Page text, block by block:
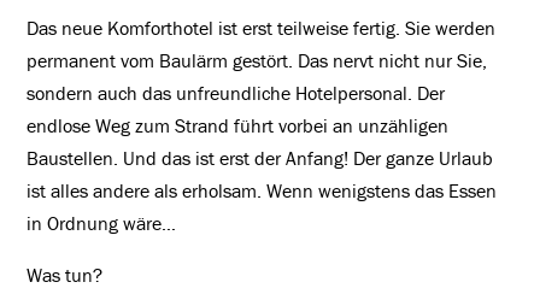
Das neue Komforthotel ist erst teilweise fertig. Sie werden
permanent vom Baulärm gestört. Das nervt nicht nur Sie,
sondern auch das unfreundliche Hotelpersonal. Der
endlose Weg zum Strand führt vorbei an unzähligen
Baustellen. Und das ist erst der Anfang! Der ganze Urlaub
ist alles andere als erholsam. Wenn wenigstens das Essen
in Ordnung wäre…
Was tun?